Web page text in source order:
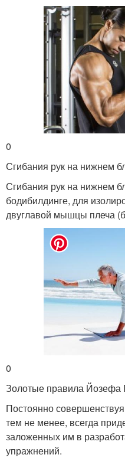
0
Сгибания рук на нижнем
Сгибания рук на нижнем
бодибилдинге, для
двуглавой мышцы плеча
0
Золотые правила Йозефа
Постоянно
тем не менее, всегда
заложенных им в
упражнений.